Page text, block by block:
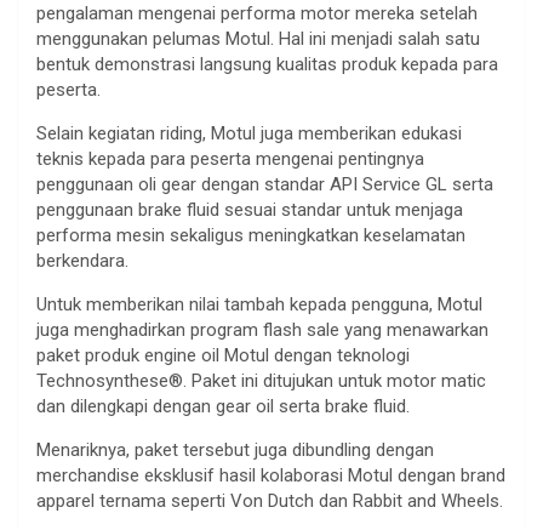
pengalaman mengenai performa motor mereka setelah
menggunakan pelumas Motul. Hal ini menjadi salah satu
bentuk demonstrasi langsung kualitas produk kepada para
peserta.
Selain kegiatan riding, Motul juga memberikan edukasi
teknis kepada para peserta mengenai pentingnya
penggunaan oli gear dengan standar API Service GL serta
penggunaan brake fluid sesuai standar untuk menjaga
performa mesin sekaligus meningkatkan keselamatan
berkendara.
Untuk memberikan nilai tambah kepada pengguna, Motul
juga menghadirkan program flash sale yang menawarkan
paket produk engine oil Motul dengan teknologi
Technosynthese®. Paket ini ditujukan untuk motor matic
dan dilengkapi dengan gear oil serta brake fluid.
Menariknya, paket tersebut juga dibundling dengan
merchandise eksklusif hasil kolaborasi Motul dengan brand
apparel ternama seperti Von Dutch dan Rabbit and Wheels.